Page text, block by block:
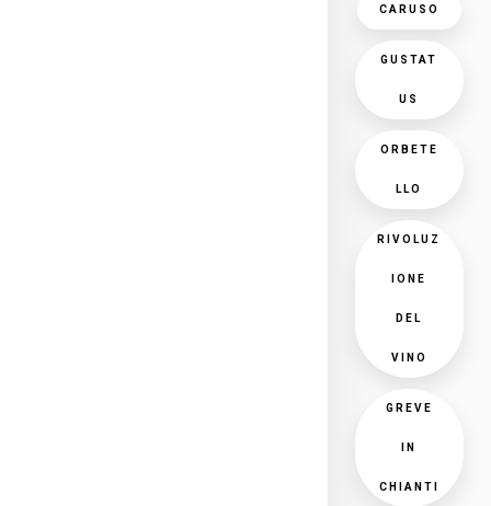
CARUSO
GUSTAT
US
ORBETE
LLO
RIVOLUZ
IONE
DEL
VINO
GREVE
IN
CHIANTI